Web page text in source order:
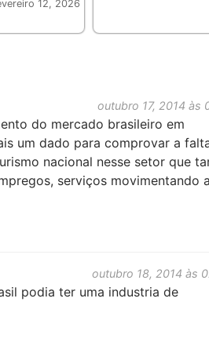
12, 2026
outubro 17, 2014 às
do mercado brasileiro em
um dado para comprovar a
nacional nesse setor que
serviços movimentando a
outubro 18, 2014 às
podia ter uma industria de